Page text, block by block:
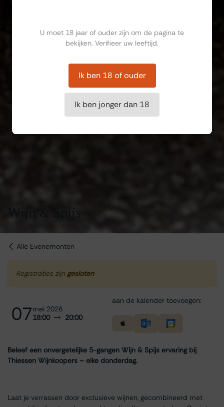
Wijn & Spijs
Alle Evenementen
Registraties zijn gesloten
07mei 2026
18:00
20:00
aan de kalender toevoegen:
Beleef een onvergetelijke 5-gangen Wijn & Spijs ervaring bij
Thiessen Wijnkoopers – elke donderdag.
Laat je verrassen door exclusieve wijnen, gecombineerd met
U moet 18 jaar of ouder zijn om de pagina te
bekijken. Verifieer uw leeftijd.
Ik ben 18 of ouder
Ik ben jonger dan 18